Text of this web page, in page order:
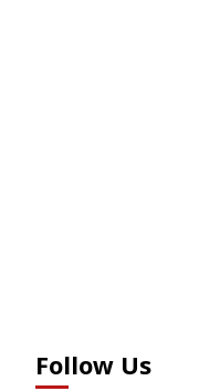
Follow Us